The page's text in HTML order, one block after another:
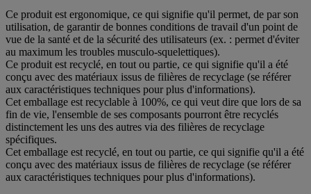
Ce produit est ergonomique, ce qui signifie qu'il permet, de par son
utilisation, de garantir de bonnes conditions de travail d'un point de
vue de la santé et de la sécurité des utilisateurs (ex. : permet d'éviter
au maximum les troubles musculo-squelettiques).
Ce produit est recyclé, en tout ou partie, ce qui signifie qu'il a été
conçu avec des matériaux issus de filières de recyclage (se référer
aux caractéristiques techniques pour plus d'informations).
Cet emballage est recyclable à 100%, ce qui veut dire que lors de sa
fin de vie, l'ensemble de ses composants pourront être recyclés
distinctement les uns des autres via des filières de recyclage
spécifiques.
Cet emballage est recyclé, en tout ou partie, ce qui signifie qu'il a été
conçu avec des matériaux issus de filières de recyclage (se référer
aux caractéristiques techniques pour plus d'informations).